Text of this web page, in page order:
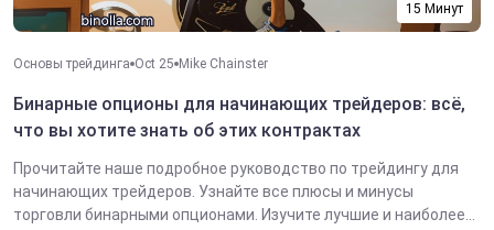
15 Минут
Основы трейдинга Oct 25 Mike Chainster
Бинарные опционы для начинающих трейдеров: всё,
что вы хотите знать об этих контрактах
Прочитайте наше подробное руководство по трейдингу для
начинающих трейдеров. Узнайте все плюсы и минусы
торговли бинарными опционами. Изучите лучшие и наиболее...